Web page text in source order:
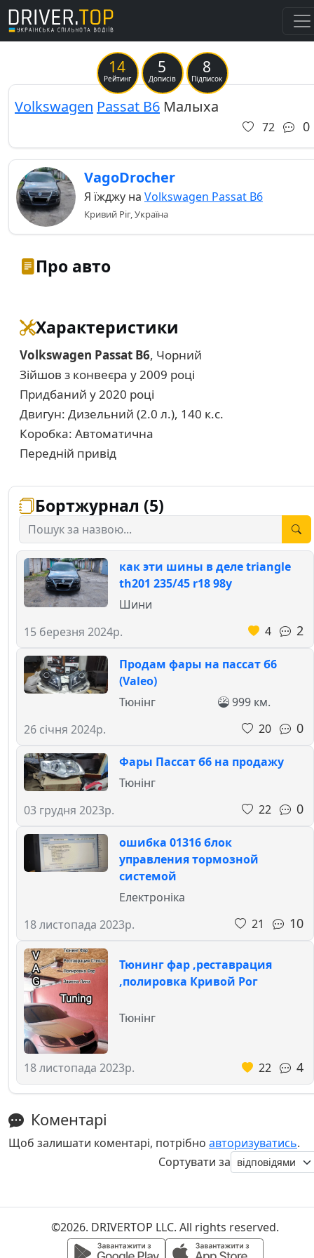
14
Рейтинг
5
Дописів
8
Підписок
Previous
Volkswagen Passat B6 Малыха
72 0
VagoDrocher
Я їжджу на Volkswagen Passat B6
Кривий Ріг, Україна
Про авто
Характеристики
Volkswagen Passat B6, Чорний
Зійшов з конвеєра у 2009 році
Придбаний у 2020 році
Двигун: Дизельний (2.0 л.), 140 к.с.
Коробка: Автоматична
Передній привід
Бортжурнал (5)
как эти шины в деле triangle
th201 235/45 r18 98y
15 березня 2024р.
Шини
4
2
Продам фары на пассат б6
(Valeo)
26 січня 2024р.
Тюнінг
999 км.
20
0
Фары Пассат б6 на продажу
03 грудня 2023р.
Тюнінг
22
0
ошибка 01316 блок
управления тормозной
системой
18 листопада 2023р.
Електроніка
21
10
Тюнинг фар ,реставрация
,полировка Кривой Рог
18 листопада 2023р.
Тюнінг
22 4
Коментарі
Щоб залишати коментарі, потрібно авторизуватись.
Сортувати за
©2026. DRIVERTOP LLC. All rights reserved.